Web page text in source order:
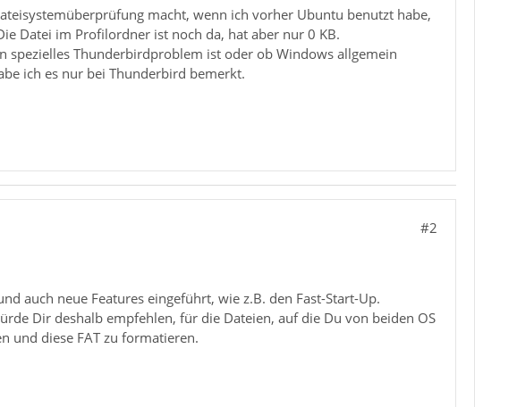
macht, wenn ich vorher Ubuntu benutzt habe,
Datei im Profilordner ist noch da, hat aber nur 0 KB.
spezielles Thunderbirdproblem ist oder ob Windows allgemein
ich es nur bei Thunderbird bemerkt.
#2
auch neue Features eingeführt, wie z.B. den Fast-Start-Up.
Dir deshalb empfehlen, für die Dateien, auf die Du von beiden OS
und diese FAT zu formatieren.